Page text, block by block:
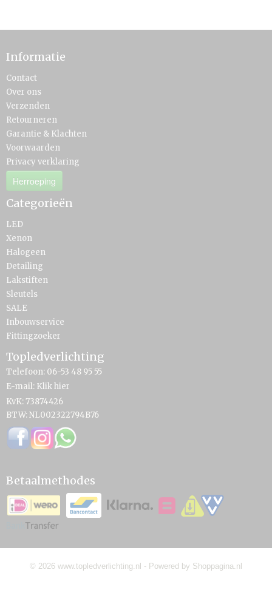
Informatie
Contact
Over ons
Verzenden
Retourneren
Garantie & Klachten
Voorwaarden
Privacy verklaring
Herroeping
Categorieën
LED
Xenon
Halogeen
Detailing
Lakstiften
Sleutels
SALE
Inbouwservice
Fittingzoeker
Topledverlichting
Telefoon: 06-53 48 95 55
E-mail: Klik hier
KvK: 73874426
BTW: NL002322794B76
Betaalmethodes
© 2026 www.topledverlichting.nl - Powered by Shoppagina.nl